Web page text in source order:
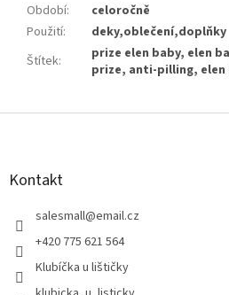
Období:
celoročně
Použití:
deky,oblečení,doplňky
Štítek:
prize elen baby, elen
prize, anti-pilling,
Z
Kontakt
salesmall@email.cz
+420 775 621 564
Klubíčka u lištičky